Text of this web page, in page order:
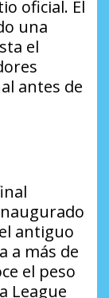
oficial. El
una
el
antes de
antiguo
a más de
el peso
League